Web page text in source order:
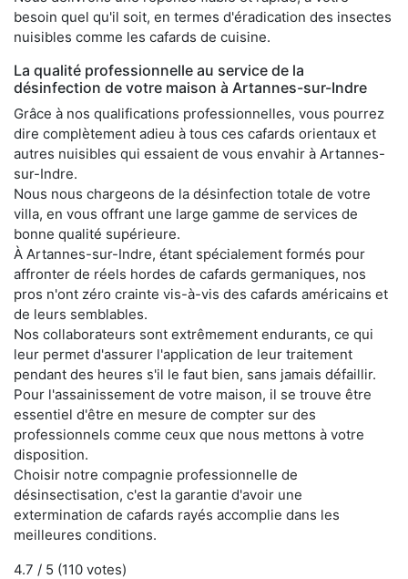
besoin quel qu'il soit, en termes d'éradication des insectes
nuisibles comme les cafards de cuisine.
La qualité professionnelle au service de la
désinfection de votre maison à Artannes-sur-Indre
Grâce à nos qualifications professionnelles, vous pourrez
dire complètement adieu à tous ces cafards orientaux et
autres nuisibles qui essaient de vous envahir à Artannes-
sur-Indre.
Nous nous chargeons de la désinfection totale de votre
villa, en vous offrant une large gamme de services de
bonne qualité supérieure.
À Artannes-sur-Indre, étant spécialement formés pour
affronter de réels hordes de cafards germaniques, nos
pros n'ont zéro crainte vis-à-vis des cafards américains et
de leurs semblables.
Nos collaborateurs sont extrêmement endurants, ce qui
leur permet d'assurer l'application de leur traitement
pendant des heures s'il le faut bien, sans jamais défaillir.
Pour l'assainissement de votre maison, il se trouve être
essentiel d'être en mesure de compter sur des
professionnels comme ceux que nous mettons à votre
disposition.
Choisir notre compagnie professionnelle de
désinsectisation, c'est la garantie d'avoir une
extermination de cafards rayés accomplie dans les
meilleures conditions.
4.7 / 5 (110 votes)